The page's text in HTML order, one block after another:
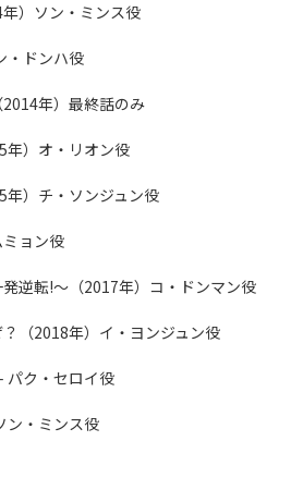
）ソン・ミンス役
・ドンハ役
年）最終話のみ
年）オ・リオン役
）チ・ソンジュン役
ョン役
逆転!〜（2017年）コ・ドンマン役
（2018年）イ・ヨンジュン役
パク・セロイ役
ン・ミンス役